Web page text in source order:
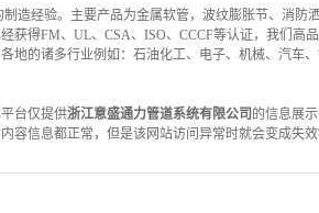
造经验。主要产品为金属软管，波纹膨胀节、消防
得FM、UL、CSA、ISO、CCCF等认证，我们高
地的诸多行业例如：石油化工、电子、机械、汽车
台仅提供浙江意盛通力管道系统有限公司 的信息展
容信息都正常，但是该网站访问异常时就会变成失